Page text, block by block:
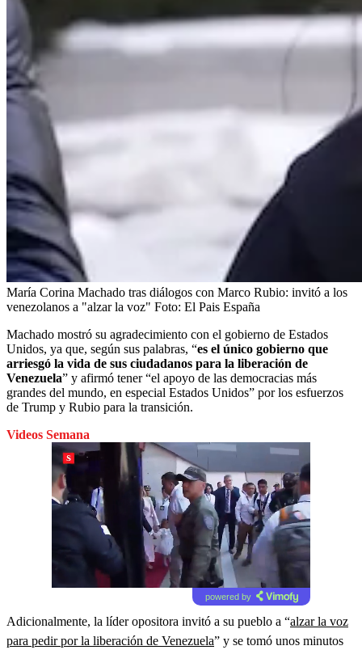
María Corina Machado tras diálogos con Marco Rubio: invitó a los
venezolanos a "alzar la voz" Foto: El Pais España
Machado mostró su agradecimiento con el gobierno de Estados
Unidos, ya que, según sus palabras, “es el único gobierno que
arriesgó la vida de sus ciudadanos para la liberación de
Venezuela” y afirmó tener “el apoyo de las democracias más
grandes del mundo, en especial Estados Unidos” por los esfuerzos
de Trump y Rubio para la transición.
Videos Semana
powered by
Adicionalmente, la líder opositora invitó a su pueblo a “alzar la voz
para pedir por la liberación de Venezuela” y se tomó unos minutos